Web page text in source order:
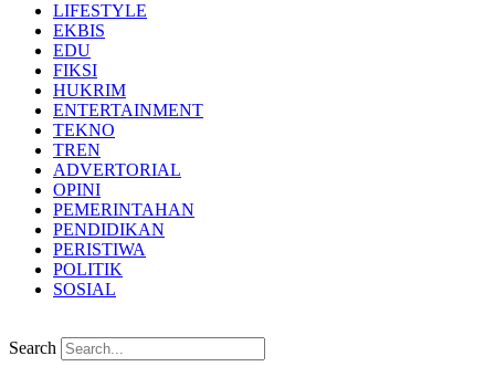
LIFESTYLE
EKBIS
EDU
FIKSI
HUKRIM
ENTERTAINMENT
TEKNO
TREN
ADVERTORIAL
OPINI
PEMERINTAHAN
PENDIDIKAN
PERISTIWA
POLITIK
SOSIAL
Search